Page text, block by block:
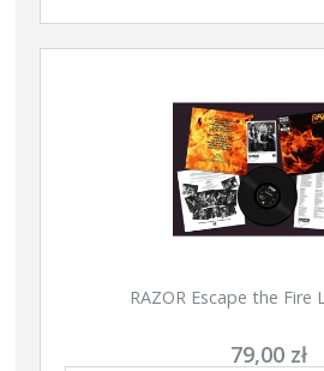
RAZOR Escape the Fire
79,00 zł